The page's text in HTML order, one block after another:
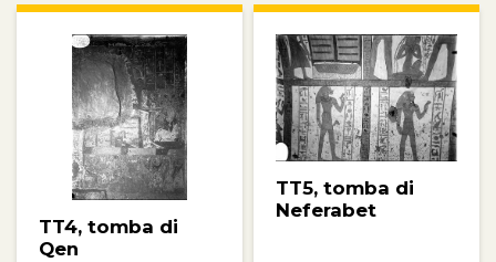
TT4, tomba di
Qen
TT5, tomba di
Neferabet